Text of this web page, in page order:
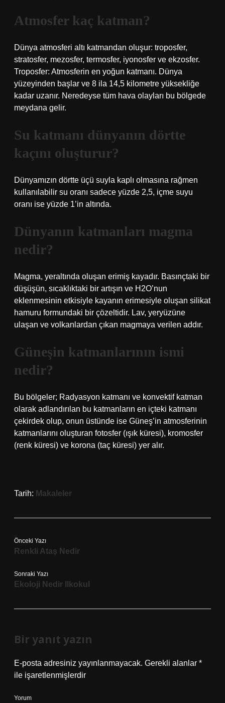
Atmosfer kaç katman?
Dünya atmosferi altı katmandan oluşur: troposfer,
stratosfer, mezosfer, termosfer, iyonosfer ve ekzosfer.
Troposfer: Atmosferin en yoğun katmanı. Dünya
yüzeyinden başlar ve 8 ila 14,5 kilometre yüksekliğe
kadar uzanır. Neredeyse tüm hava olayları bu bölgede
meydana gelir.
Su katmanı dünyanın dörtte
kaçını oluşturur?
Dünyamızın dörtte üçü suyla kaplı olmasına rağmen
kullanılabilir su oranı sadece yüzde 2,5, içme suyu
oranı ise yüzde 1’in altında.
Dünyanın katmanları magma
nedir?
Magma, yeraltında oluşan erimiş kayadır. Basınçtaki bir
düşüşün, sıcaklıktaki bir artışın ve H2O’nun
eklenmesinin etkisiyle kayanın erimesiyle oluşan silikat
hamuru formundaki bir çözeltidir. Lav, yeryüzüne
ulaşan ve volkanlardan çıkan magmaya verilen addır.
Güneşin katmanlarının ismi
nedir?
Bu bölgeler; Radyasyon katmanı ve konvektif katman
olarak adlandırılan bu katmanların en içteki katmanı
çekirdek olup, onun üstünde ise Güneş’in atmosferinin
katmanlarını oluşturan fotosfer (ışık küresi), kromosfer
(renk küresi) ve korona (taç küresi) yer alır.
Tarih: Makaleler
Önceki Yazı
Renkli Ataş Nedir
Sonraki Yazı
Ekoloji Nedir Ilkokul
Bir yanıt yazın
E-posta adresiniz yayınlanmayacak. Gerekli alanlar *
ile işaretlenmişlerdir
Yorum